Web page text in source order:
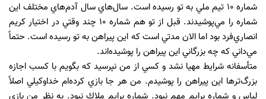
شماره 10 تيم‌ ملي به تو رسيده است. سال‌هاي سال آدم‌هاي مختلف اين
شماره را مي‌پوشيدند. قبل از تو هم شماره 10 چند وقتي در اختيار كريم
انصاري‌فرد بود اما الان مدتي است كه اين پيراهن به تو رسيده است. حتماً
مي‌داني كه چه بزرگاني اين پيراهن را پوشيده‌اند.
متأسفانه شرايط مهيا نشد و كسي از من نپرسيد كه بگويم با كسب اجازه
بزرگ‌ترها اين پيراهن را پوشيدم. من هر جا بازي كرده‌ام خداوكيلي اصلاً